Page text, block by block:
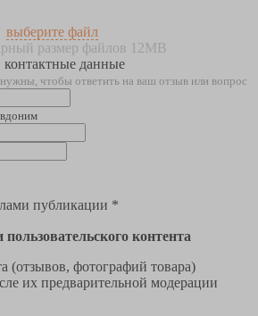
выберите файл
размер файлов 12MB
данные
чтобы ответить на ваш отзыв или вопрос
публикации *
контента
(отзывов, фотографий товара)
их предварительной модерации